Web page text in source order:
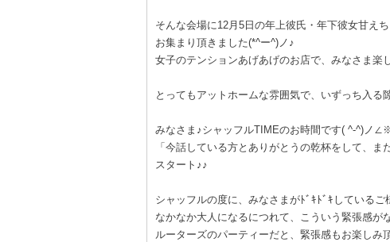
そんな会場に12月5日の年上彼氏・年下彼女甘え
お集まり頂きました(*^ー^)ノ♪
女子のテンションあげあげのお店で、みなさま楽
とってもアットホームな雰囲気で、いずっち入る
みなさま♪シャッフルTIMEのお時間です( ^-^)ノ
「今話している方とありがとうの乾杯をして、
スタート♪♪
シャッフルの度に、みなさまがﾄﾞｷﾄﾞｷしているご
なかなか大人になるにつれて、こういう緊張感が
ルーターズのパーティーだと、緊張感もお楽しみ